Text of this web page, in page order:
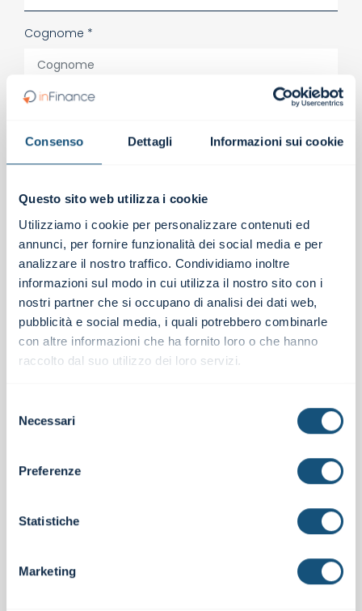
Consenso Dettagli Informazioni sui cookie
Questo sito web utilizza i cookie
Utilizziamo i cookie per personalizzare contenuti ed
annunci, per fornire funzionalità dei social media e per
analizzare il nostro traffico. Condividiamo inoltre
informazioni sul modo in cui utilizza il nostro sito con i
nostri partner che si occupano di analisi dei dati web,
pubblicità e social media, i quali potrebbero combinarle
con altre informazioni che ha fornito loro o che hanno
raccolto dal suo utilizzo dei loro servizi.
delNecessari
Preferenze
Statistiche
Marketing
Cognome *
Telefono *
Messaggio
Azienda